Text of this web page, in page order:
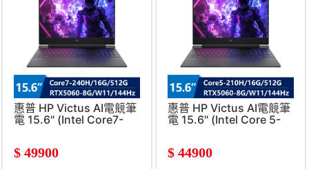
惠普 HP Victus AI電競筆
電 15.6" (Intel Core7-
$ 49900
惠普 HP Victus AI電競筆
電 15.6" (Intel Core 5-
$ 44900